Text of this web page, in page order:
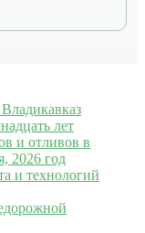
лет
и отливов в
2026 год
и технологий